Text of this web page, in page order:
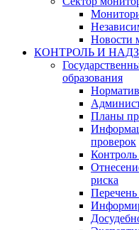
Новости
КОНТРОЛЬ И
образования
Планы
проверок
риска